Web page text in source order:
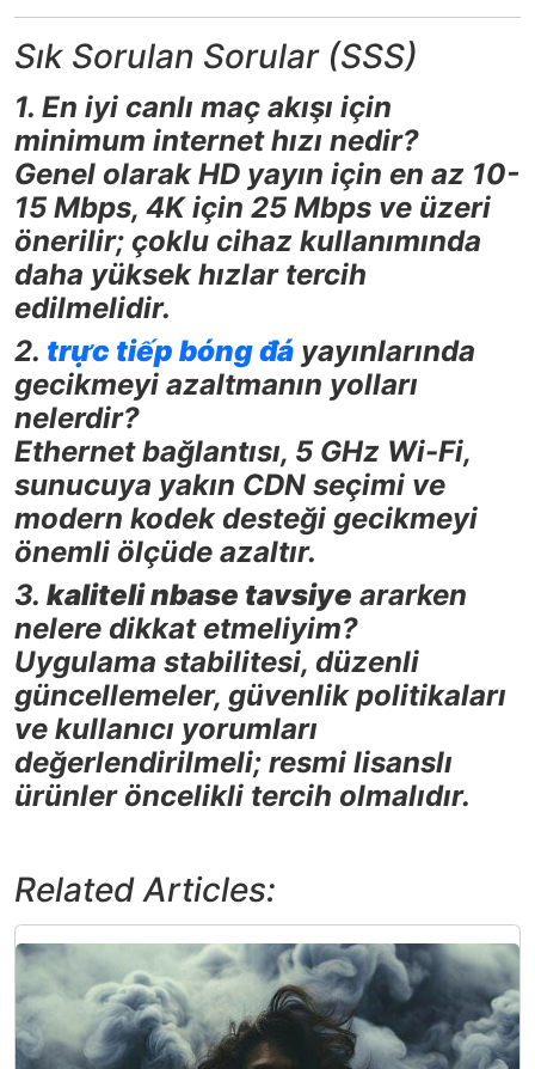
Sık Sorulan Sorular (SSS)
1. En iyi canlı maç akışı için
minimum internet hızı nedir?
Genel olarak HD yayın için en az 10-
15 Mbps, 4K için 25 Mbps ve üzeri
önerilir; çoklu cihaz kullanımında
daha yüksek hızlar tercih
edilmelidir.
2. trực tiếp bóng đá yayınlarında
gecikmeyi azaltmanın yolları
nelerdir?
Ethernet bağlantısı, 5 GHz Wi-Fi,
sunucuya yakın CDN seçimi ve
modern kodek desteği gecikmeyi
önemli ölçüde azaltır.
3. kaliteli nbase tavsiye ararken
nelere dikkat etmeliyim?
Uygulama stabilitesi, düzenli
güncellemeler, güvenlik politikaları
ve kullanıcı yorumları
değerlendirilmeli; resmi lisanslı
ürünler öncelikli tercih olmalıdır.
Related Articles: